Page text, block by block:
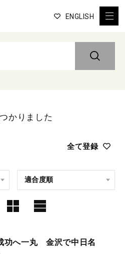
ENGLISH
全て登録
かりました
功へ一丸 金沢で中日名